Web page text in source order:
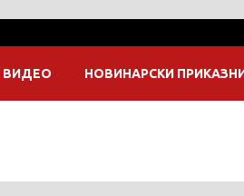
ВИДЕО НОВИНАРСКИ